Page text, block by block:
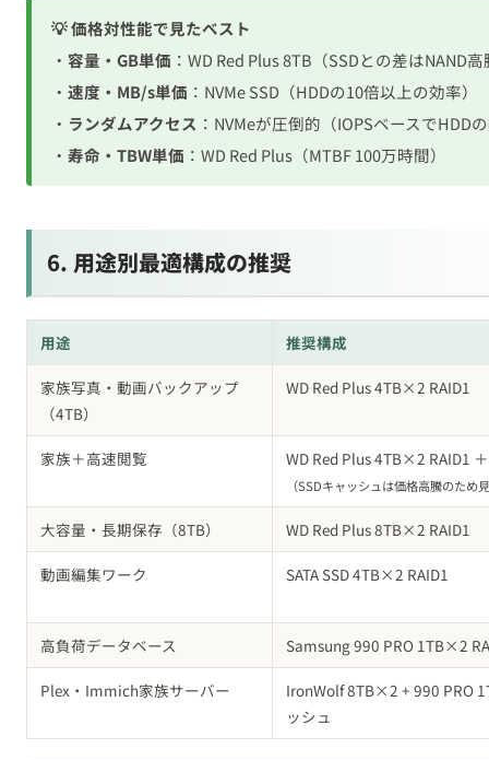
・速度・MB/s単価：NVMe SSD（HDDの10倍以上の効率）
・ ランダムアクセス：NVMeが圧倒的（IOPSベースでHDD
・ 寿命・TBW単価：WD Red Plus（MTBF 100万時間）
用途 推奨構成
家族写真・動画バックアップ
（4TB）
WD Red Plus 4TB×2 RAID1
家族＋高速閲覧 WD Red Plus 4TB×2 RAID1
大容量・長期保存（8TB） WD Red Plus 8TB×2 RAID1
動画編集ワーク SATA SSD 4TB×2 RAID1
高負荷データベース Samsung 990 PRO 1TB×2
Plex・Immich家族サーバー
IronWolf 8TB×2 + 990 PRO
ッシュ
価格はHDDが2026年8月2日、SSD（990 PRO 1TB＝34,980円）が